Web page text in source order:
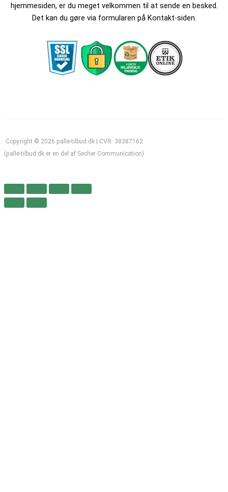
hjemmesiden, er du meget velkommen til at sende en besked.
Det kan du gøre via formularen på Kontakt-siden.
Copyright © 2026 palle-tilbud.dk | CVR: 38387162
(palle-tilbud.dk er en del af Secher Communication)